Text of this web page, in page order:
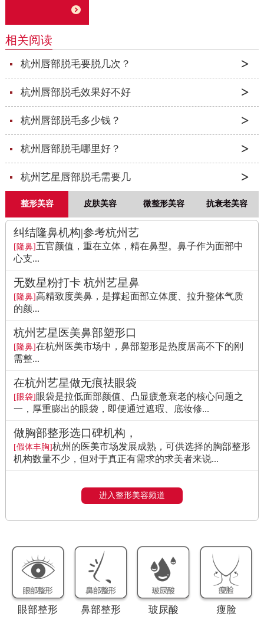
相关阅读
杭州唇部脱毛要脱几次？
杭州唇部脱毛效果好不好
杭州唇部脱毛多少钱？
杭州唇部脱毛哪里好？
杭州艺星唇部脱毛需要几
整形美容 皮肤美容 微整形美容 抗衰老美容
纠结隆鼻机构|参考杭州艺
[隆鼻]五官颜值，重在立体，精在鼻型。鼻子作为面部中
心支...
无数星粉打卡 杭州艺星鼻
[隆鼻]高精致度美鼻，是撑起面部立体度、拉升整体气质
的颜...
杭州艺星医美鼻部塑形口
[隆鼻]在杭州医美市场中，鼻部塑形是热度居高不下的刚
需整...
在杭州艺星做无痕祛眼袋
[眼袋]眼袋是拉低面部颜值、凸显疲惫衰老的核心问题之
一，厚重膨出的眼袋，即便通过遮瑕、底妆修...
做胸部整形选口碑机构，
[假体丰胸]杭州的医美市场发展成熟，可供选择的胸部整形
机构数量不少，但对于真正有需求的求美者来说...
进入整形美容频道
眼部整形 鼻部整形 玻尿酸 瘦脸